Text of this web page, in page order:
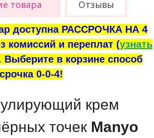
товара Отзывы
доступна РАССРОЧКА НА 4
комиссий и переплат (узнать
Выберите в корзине способ
0-0-4!
крем
точек Manyo